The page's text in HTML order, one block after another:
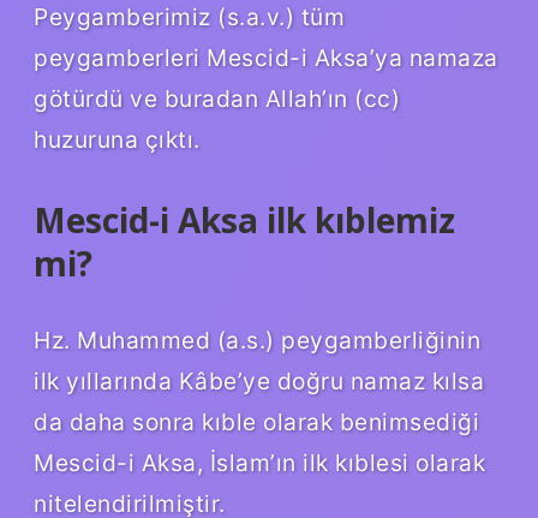
Peygamberimiz (s.a.v.) tüm
peygamberleri Mescid-i Aksa’ya namaza
götürdü ve buradan Allah’ın (cc)
huzuruna çıktı.
Mescid-i Aksa ilk kıblemiz
mi?
Hz. Muhammed (a.s.) peygamberliğinin
ilk yıllarında Kâbe’ye doğru namaz kılsa
da daha sonra kıble olarak benimsediği
Mescid-i Aksa, İslam’ın ilk kıblesi olarak
nitelendirilmiştir.